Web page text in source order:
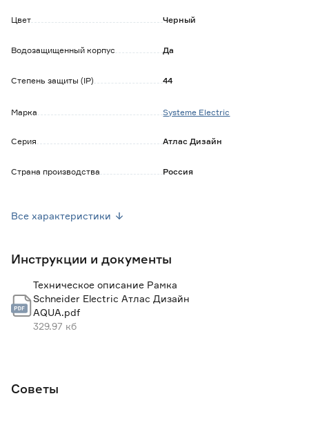
Цвет Черный
Водозащищенный корпус Да
Степень защиты (IP) 44
Марка Systeme Electric
Серия Атлас Дизайн
Страна производства Россия
Все характеристики
Инструкции и документы
Техническое описание Рамка
Schneider Electric Атлас Дизайн
AQUA.pdf
329.97 кб
Советы